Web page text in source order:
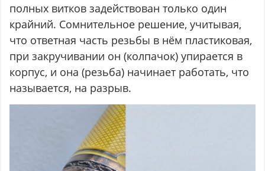
полных витков задействован только один
крайний. Сомнительное решение, учитывая,
что ответная часть резьбы в нём пластиковая,
при закручивании он (колпачок) упирается в
корпус, и она (резьба) начинает работать, что
называется, на разрыв.